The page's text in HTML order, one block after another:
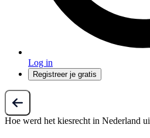
Log in
Registreer je gratis
Hoe werd het kiesrecht in Nederland